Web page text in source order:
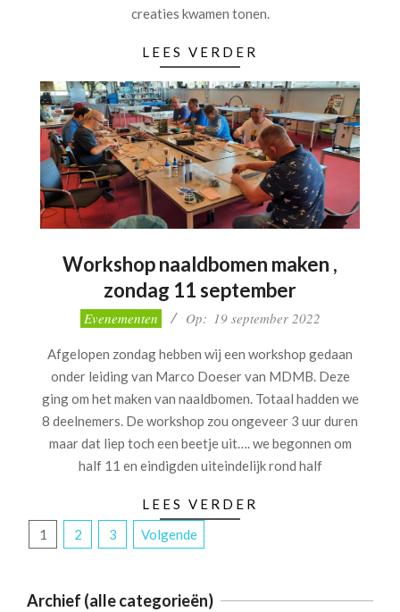
creaties kwamen tonen.
LEES VERDER
Workshop naaldbomen maken ,
zondag 11 september
19
Evenementen Op: 19 september 2022
Afgelopen zondag hebben wij een workshop gedaan
onder leiding van Marco Doeser van MDMB. Deze
ging om het maken van naaldbomen. Totaal hadden we
8 deelnemers. De workshop zou ongeveer 3 uur duren
maar dat liep toch een beetje uit…. we begonnen om
half 11 en eindigden uiteindelijk rond half
LEES VERDER
Berichtnavigatie
1 2 3 Volgende
Archief (alle categorieën)